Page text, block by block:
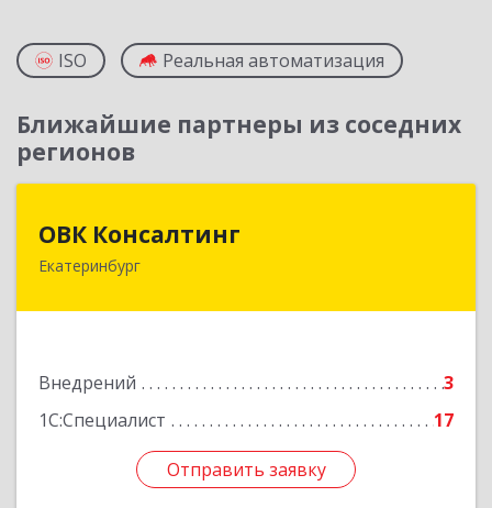
ISO Реальная автоматизация
Ближайшие партнеры из соседних
регионов
ОВК Консалтинг
Екатеринбург
Внедрений
3
1С:Специалист
17
Отправить заявку
620061, Свердловская обл, Екатеринбург г, Алая
Отправить заявку